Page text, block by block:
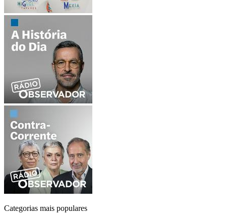
Categorias mais populares